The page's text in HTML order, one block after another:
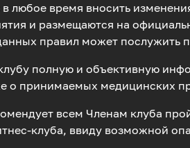
любое время вносить
и размещаются на
правил может послужить
полную и объективную
о принимаемых медицинских
всем Членам клуба
клуба, ввиду возможной